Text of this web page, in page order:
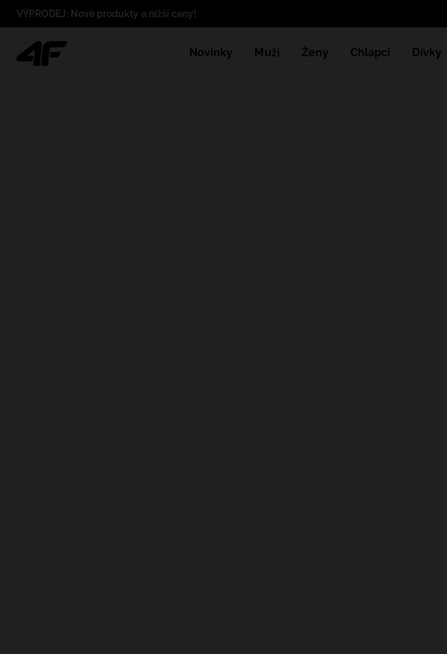
VÝPRODEJ: Nové produkty a nižší ceny!
Novinky Muži Ženy Chlapci Dívky